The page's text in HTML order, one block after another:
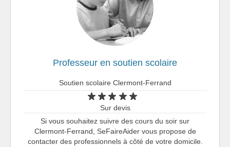
Professeur en soutien scolaire
Soutien scolaire Clermont-Ferrand
Sur devis
Si vous souhaitez suivre des cours du soir sur
Clermont-Ferrand, SeFaireAider vous propose de
contacter des professionnels à côté de votre domicile.